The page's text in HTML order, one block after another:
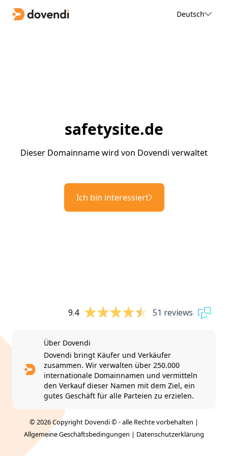
Deutsch
safetysite.de
Dieser Domainname wird von Dovendi verwaltet
Ich bin interessiert
9.4 51 reviews
Über Dovendi
Dovendi bringt Käufer und Verkäufer
zusammen. Wir verwalten über 250.000
internationale Domainnamen und vermitteln
den Verkauf dieser Namen mit dem Ziel, ein
gutes Geschäft für alle Parteien zu erzielen.
© 2026 Copyright Dovendi © - alle Rechte vorbehalten |
Allgemeine Geschäftsbedingungen | Datenschutzerklärung